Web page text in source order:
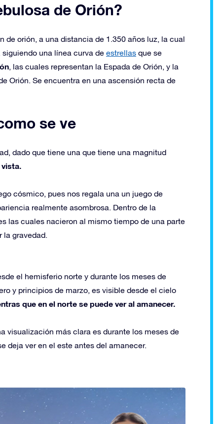
de Orión?
orión, a una distancia de 1.350 años luz, la cual
una línea curva de estrellas que se
, las cuales representan la Espada de Orión, y la
Orión. Se encuentra en una ascensión recta de
se ve
dado que tiene una que tiene una magnitud
cósmico, pues nos regala una un juego de
realmente asombrosa. Dentro de la
las cuales nacieron al mismo tiempo de una parte
la gravedad.
el hemisferio norte y durante los meses de
y principios de marzo, es visible desde el cielo
que en el norte se puede ver al amanecer.
visualización más clara es durante los meses de
deja ver en el este antes del amanecer.